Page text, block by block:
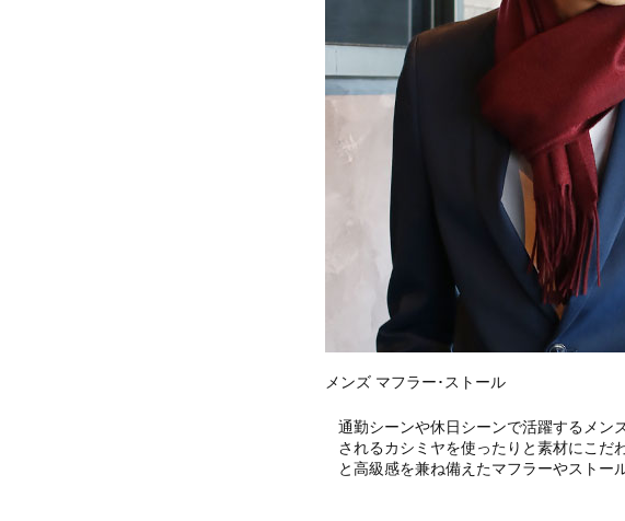
メンズ マフラー･ストール
通勤シーンや休日シーンで活躍するメン
されるカシミヤを使ったりと素材にこだ
と高級感を兼ね備えたマフラーやストー